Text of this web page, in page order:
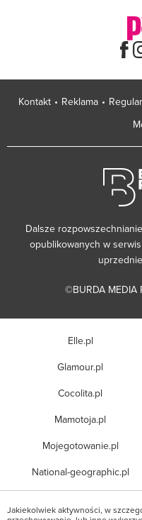
Kontakt Reklama
Dalsze
opublikowanych w
©BURDA MEDIA
Elle.pl
Glamour.pl
Cocolita.pl
Mamotoja.pl
Mojegotowanie.pl
National-geographic.pl
Jakiekolwiek aktywności, w